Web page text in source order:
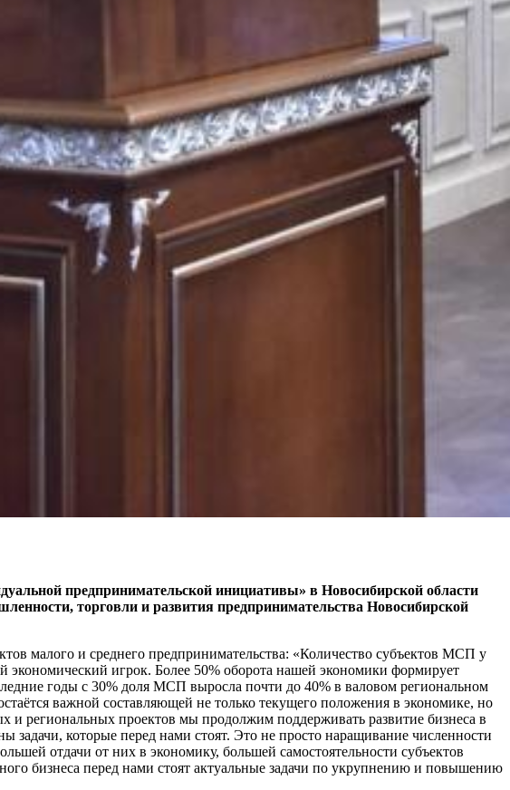
предпринимательской инициативы» в Новосибирской области
торговли и развития предпринимательства Новосибирской
малого и среднего предпринимательства: «Количество субъектов МСП у
экономический игрок. Более 50% оборота нашей экономики формирует
годы с 30% доля МСП выросла почти до 40% в валовом региональном
важной составляющей не только текущего положения в экономике, но
и региональных проектов мы продолжим поддерживать развитие бизнеса в
задачи, которые перед нами стоят. Это не просто наращивание численности
отдачи от них в экономику, большей самостоятельности субъектов
бизнеса перед нами стоят актуальные задачи по укрупнению и повышению